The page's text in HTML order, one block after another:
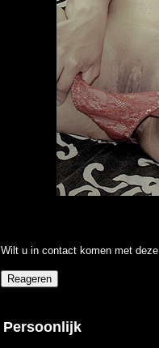
Wilt u in contact komen met
Persoonlijk